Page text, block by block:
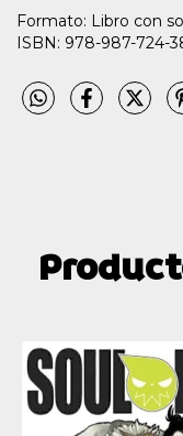
Formato: Libro con
ISBN: 978-987-724-